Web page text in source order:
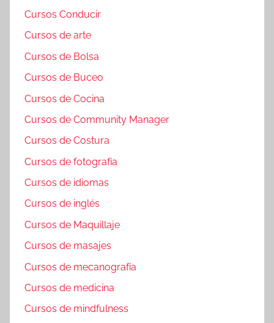
Cursos Conducir
Cursos de arte
Cursos de Bolsa
Cursos de Buceo
Cursos de Cocina
Cursos de Community Manager
Cursos de Costura
Cursos de fotografía
Cursos de idiomas
Cursos de inglés
Cursos de Maquillaje
Cursos de masajes
Cursos de mecanografía
Cursos de medicina
Cursos de mindfulness